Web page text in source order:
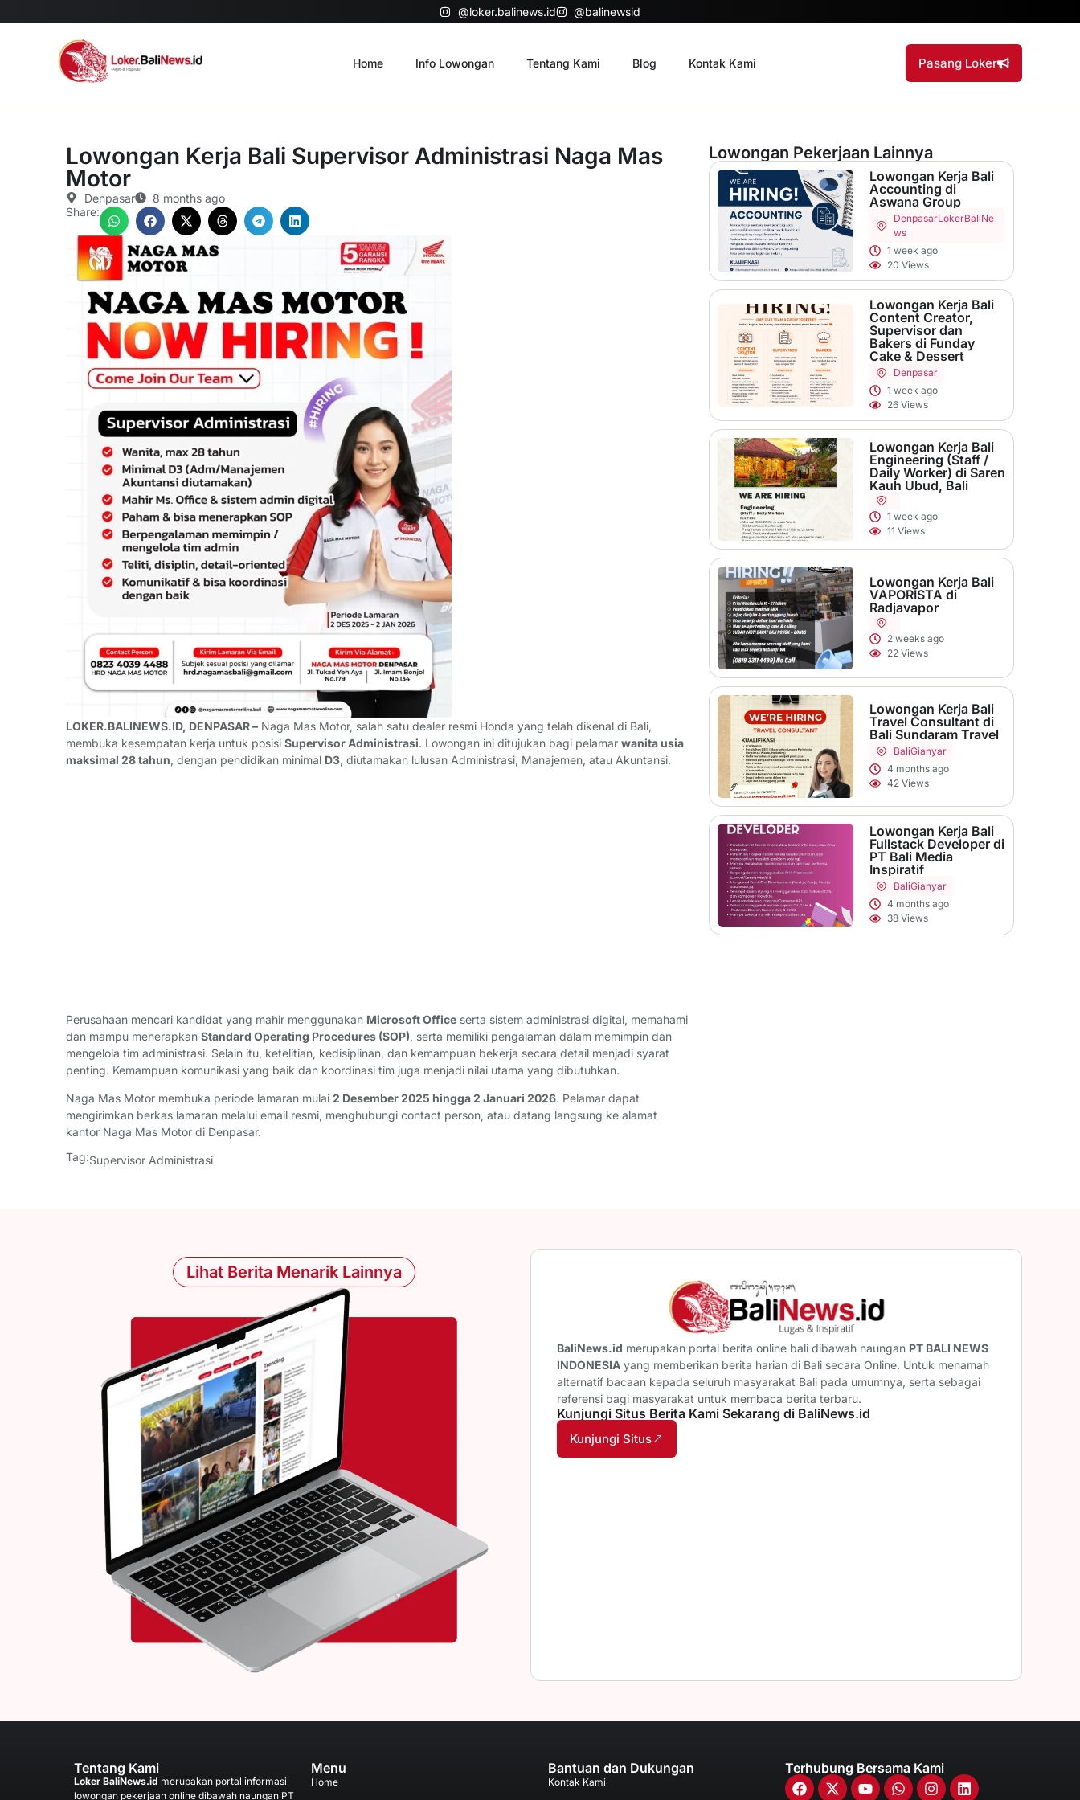
@loker.balinews.id @balinewsid
Home Info Lowongan Tentang Kami Blog Kontak Kami Pasang Loker
Lowongan Kerja Bali Supervisor Administrasi Naga Mas
Motor
Denpasar
8 months ago
Share:
LOKER.BALINEWS.ID, DENPASAR – Naga Mas Motor, salah satu dealer resmi Honda yang telah dikenal di Bali,
membuka kesempatan kerja untuk posisi Supervisor Administrasi. Lowongan ini ditujukan bagi pelamar wanita usia
maksimal 28 tahun, dengan pendidikan minimal D3, diutamakan lulusan Administrasi, Manajemen, atau Akuntansi.
Perusahaan mencari kandidat yang mahir menggunakan Microsoft Office serta sistem administrasi digital, memahami
dan mampu menerapkan Standard Operating Procedures (SOP), serta memiliki pengalaman dalam memimpin dan
mengelola tim administrasi. Selain itu, ketelitian, kedisiplinan, dan kemampuan bekerja secara detail menjadi syarat
penting. Kemampuan komunikasi yang baik dan koordinasi tim juga menjadi nilai utama yang dibutuhkan.
Naga Mas Motor membuka periode lamaran mulai 2 Desember 2025 hingga 2 Januari 2026. Pelamar dapat
mengirimkan berkas lamaran melalui email resmi, menghubungi contact person, atau datang langsung ke alamat
kantor Naga Mas Motor di Denpasar.
Tag:Supervisor Administrasi
Lowongan Pekerjaan Lainnya
Lowongan Kerja Bali
Accounting di
Aswana Group
DenpasarLokerBaliNe
ws
1 week ago
20 Views
Lowongan Kerja Bali
Content Creator,
Supervisor dan
Bakers di Funday
Cake & Dessert
Denpasar
1 week ago
26 Views
Lowongan Kerja Bali
Engineering (Staff /
Daily Worker) di Saren
Kauh Ubud, Bali
1 week ago
11 Views
Lowongan Kerja Bali
VAPORISTA di
Radjavapor
2 weeks ago
22 Views
Lowongan Kerja Bali
Travel Consultant di
Bali Sundaram Travel
BaliGianyar
4 months ago
42 Views
Lowongan Kerja Bali
Fullstack Developer di
PT Bali Media
Inspiratif
BaliGianyar
4 months ago
38 Views
Lihat Berita Menarik Lainnya
BaliNews.id merupakan portal berita online bali dibawah naungan PT BALI NEWS
INDONESIA yang memberikan berita harian di Bali secara Online. Untuk menamah
alternatif bacaan kepada seluruh masyarakat Bali pada umumnya, serta sebagai
referensi bagi masyarakat untuk membaca berita terbaru.
Kunjungi Situs Berita Kami Sekarang di BaliNews.id
Kunjungi Situs
Tentang Kami
Loker BaliNews.id merupakan portal informasi
lowongan pekerjaan online dibawah naungan PT
Menu
Home
Bantuan dan Dukungan
Kontak Kami
Terhubung Bersama Kami